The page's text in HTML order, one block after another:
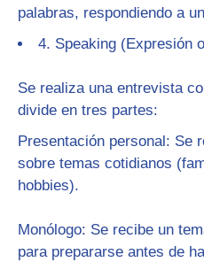
palabras, respondiendo a
4. Speaking (Expresión
Se realiza una entrevista
divide en tres partes:
Presentación personal : Se
sobre temas cotidianos
hobbies).
Monólogo: Se recibe un
para prepararse antes de